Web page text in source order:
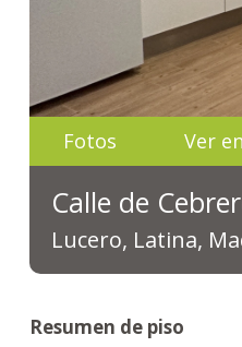
Fotos Ver
Calle de
Lucero, Latina,
Resumen de piso